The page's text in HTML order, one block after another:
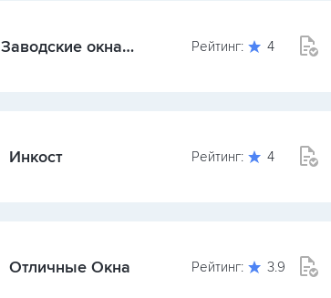
Заводские окна
Рейтинг: 4
Инкост Рейтинг: 4
Отличные Окна Рейтинг: 3.9